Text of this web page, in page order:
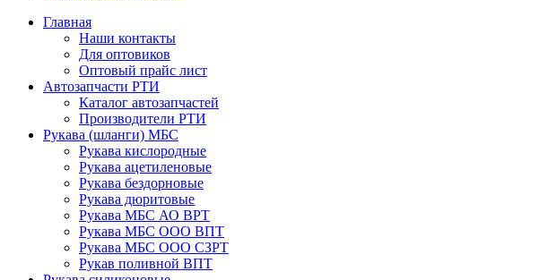
Главная
Наши контакты
Для оптовиков
Оптовый прайс лист
Автозапчасти РТИ
Каталог автозапчастей
Производители РТИ
Рукава (шланги) МБС
Рукава кислородные
Рукава ацетиленовые
Рукава бездорновые
Рукава дюритовые
Рукава МБС АО ВРТ
Рукава МБС ООО ВПТ
Рукава МБС ООО СЗРТ
Рукав поливной ВПТ